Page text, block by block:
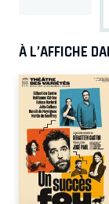
À L’AFFICHE